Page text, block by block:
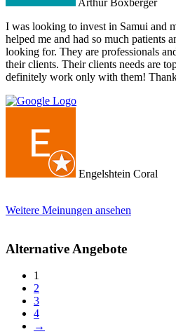
Arthur Boxberger
I was looking to invest in Samui and
helped me and had so much patients
looking for. They are professionals
their clients. Their clients needs are
definitely work only with them!
Engelshtein Coral
Weitere Meinungen ansehen
Alternative Angebote
1
2
3
4
→